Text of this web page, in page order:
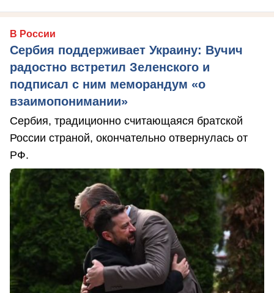
В России
Сербия поддерживает Украину: Вучич
радостно встретил Зеленского и
подписал с ним меморандум «о
взаимопонимании»
Сербия, традиционно считающаяся братской
России страной, окончательно отвернулась от
РФ.